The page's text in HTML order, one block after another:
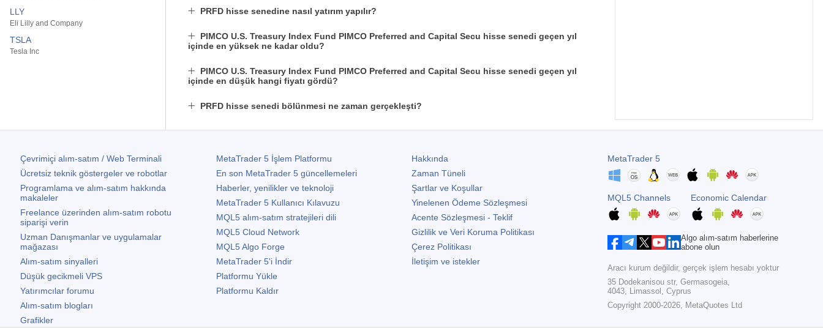
LLY
Eli Lilly and Company
TSLA
Tesla Inc
PRFD hisse senedine nasıl yatırım yapılır?
PIMCO U.S. Treasury Index Fund PIMCO Preferred and Capital Secu hisse senedi geçen yıl
içinde en yüksek ne kadar oldu?
PIMCO U.S. Treasury Index Fund PIMCO Preferred and Capital Secu hisse senedi geçen yıl
içinde en düşük hangi fiyatı gördü?
PRFD hisse senedi bölünmesi ne zaman gerçekleşti?
Çevrimiçi alım-satım / Web Terminali
Ücretsiz teknik göstergeler ve robotlar
Programlama ve alım-satım hakkında
makaleler
Freelance üzerinden alım-satım robotu
siparişi verin
Uzman Danışmanlar ve uygulamalar
mağazası
Alım-satım sinyalleri
Düşük gecikmeli VPS
Yatırımcılar forumu
Alım-satım blogları
Grafikler
MetaTrader 5İşlem Platformu
En son MetaTrader 5güncellemeleri
Haberler, yenilikler ve teknoloji
MetaTrader 5Kullanıcı Kılavuzu
MQL5 alım-satım stratejileri dili
MQL5 Cloud Network
MQL5 Algo Forge
MetaTrader 5'i İndir
Platformu Yükle
Platformu Kaldır
Hakkında
Zaman Tüneli
Şartlar ve Koşullar
Yinelenen Ödeme Sözleşmesi
Acente Sözleşmesi - Teklif
Gizlilik ve Veri Koruma Politikası
Çerez Politikası
İletişim ve istekler
MetaTrader 5
MQL5 Channels Economic Calendar
Algo alım-satım haberlerine
abone olun
Aracı kurum değildir, gerçek işlem hesabı yoktur
35 Dodekanisou str, Germasogeia,
4043, Limassol, Cyprus
Copyright 2000-2026, MetaQuotes Ltd